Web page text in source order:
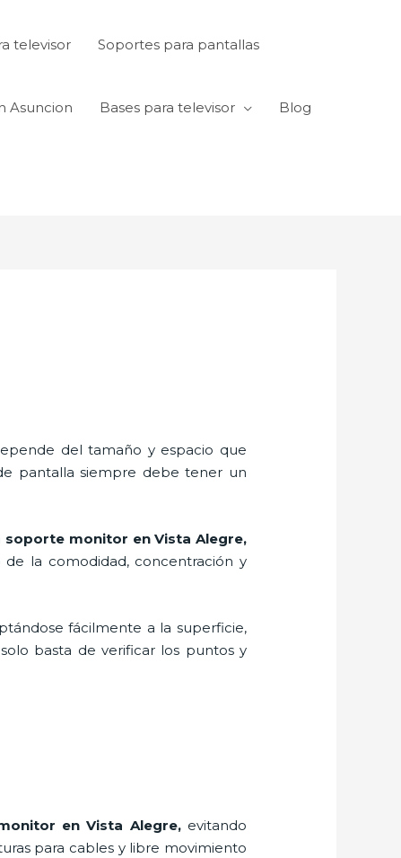
televisor Soportes para pantallas
Asuncion Bases para televisor Blog
del tamaño y espacio que
pantalla siempre debe tener un
soporte monitor en Vista Alegre,
la comodidad, concentración y
fácilmente a la superficie,
basta de verificar los puntos y
en Vista Alegre, evitando
para cables y libre movimiento